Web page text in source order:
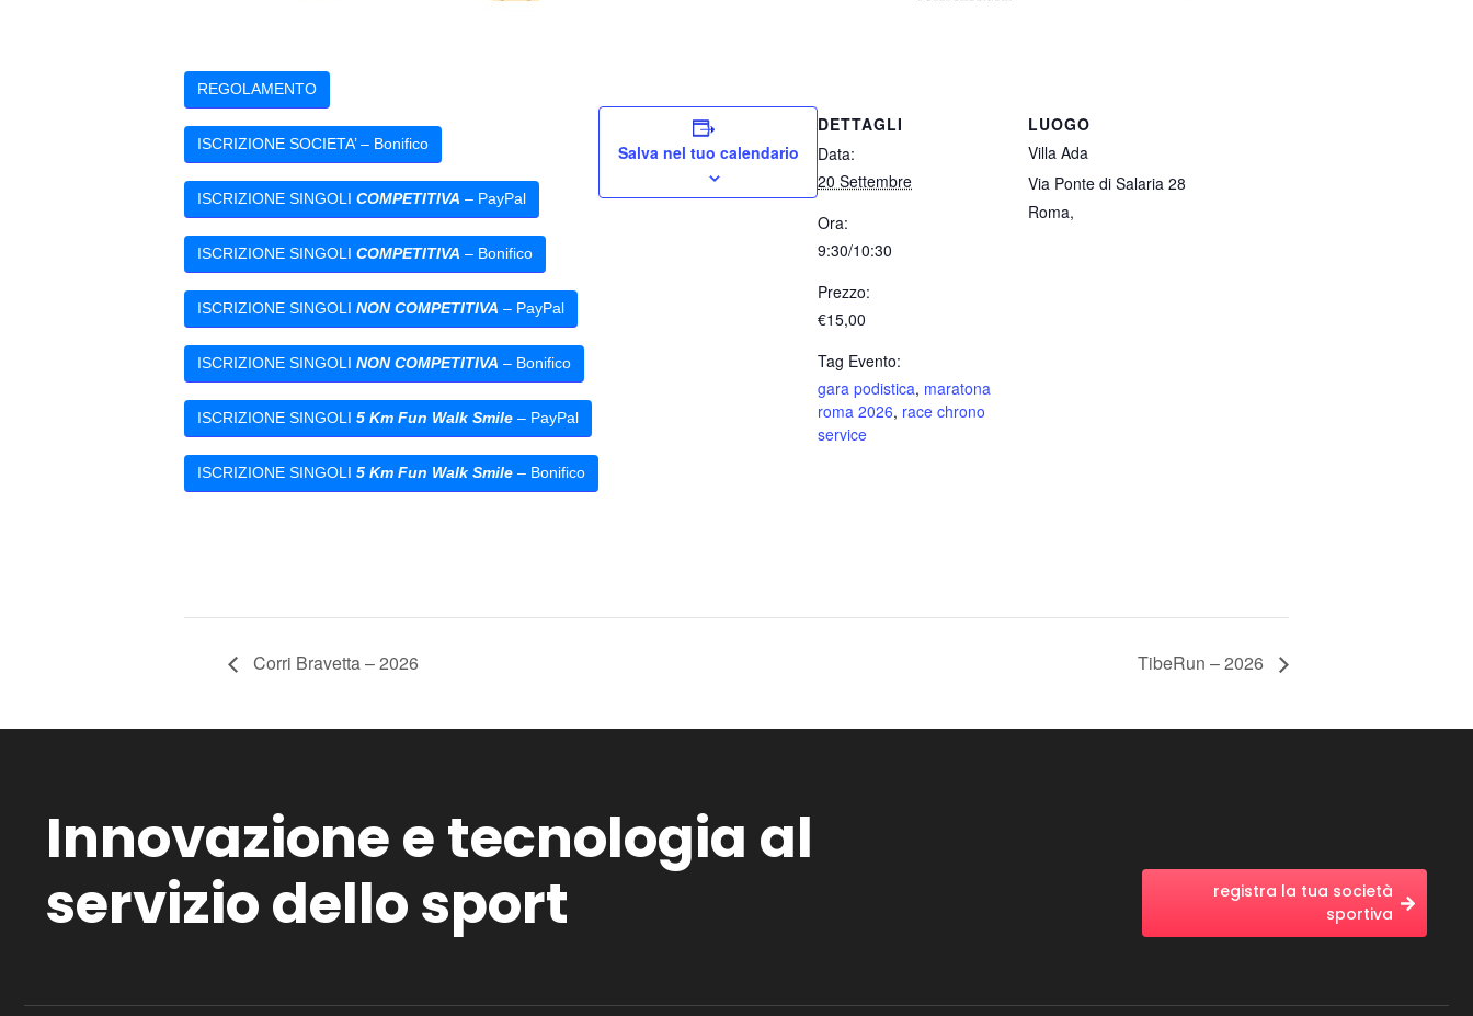
REGOLAMENTO
ISCRIZIONE SOCIETA’ – Bonifico
ISCRIZIONE SINGOLI COMPETITIVA – PayPal
ISCRIZIONE SINGOLI COMPETITIVA – Bonifico
ISCRIZIONE SINGOLI NON COMPETITIVA – PayPal
ISCRIZIONE SINGOLI NON COMPETITIVA – Bonifico
ISCRIZIONE SINGOLI 5 Km Fun Walk Smile – PayPal
ISCRIZIONE SINGOLI 5 Km Fun Walk Smile – Bonifico
Salva nel tuo calendario
DETTAGLI
Data:
20 Settembre
Ora:
9:30/10:30
Prezzo:
€15,00
Tag Evento:
gara podistica, maratona
roma 2026, race chrono
service
LUOGO
Villa Ada
Via Ponte di Salaria 28
Roma,
Corri Bravetta – 2026 TibeRun – 2026
Innovazione e tecnologia al
servizio dello sport
registra la tua società
sportiva